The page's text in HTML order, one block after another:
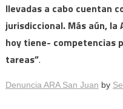
llevadas a cabo cuentan
jurisdiccional. Más aún, la
hoy tiene- competencias
tareas”.
Denuncia ARA San Juan by